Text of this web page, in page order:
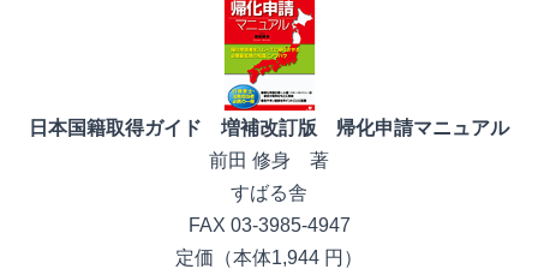
日本国籍取得ガイド 増補改訂版 帰化申請マニュアル
前田 修身 著
すばる舎
FAX 03-3985-4947
定価（本体1,944 円）